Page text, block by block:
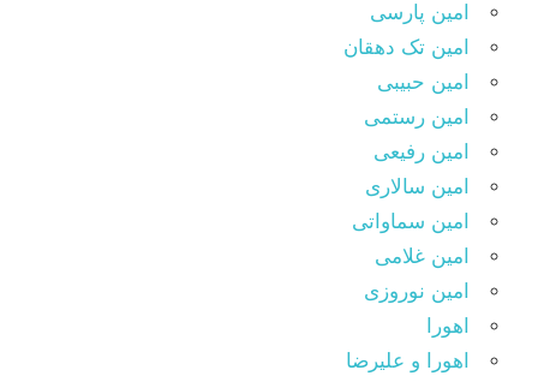
امین پارسی
امین تک دهقان
امین حبیبی
امین رستمی
امین رفیعی
امین سالاری
امین سماواتی
امین غلامی
امین نوروزی
اهورا
اهورا و علیرضا